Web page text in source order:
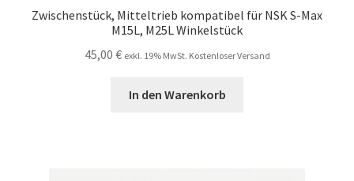
Zwischenstück, Mitteltrieb kompatibel für NSK S-Max
M15L, M25L Winkelstück
45,00 € exkl. 19% MwSt. Kostenloser Versand
In den Warenkorb